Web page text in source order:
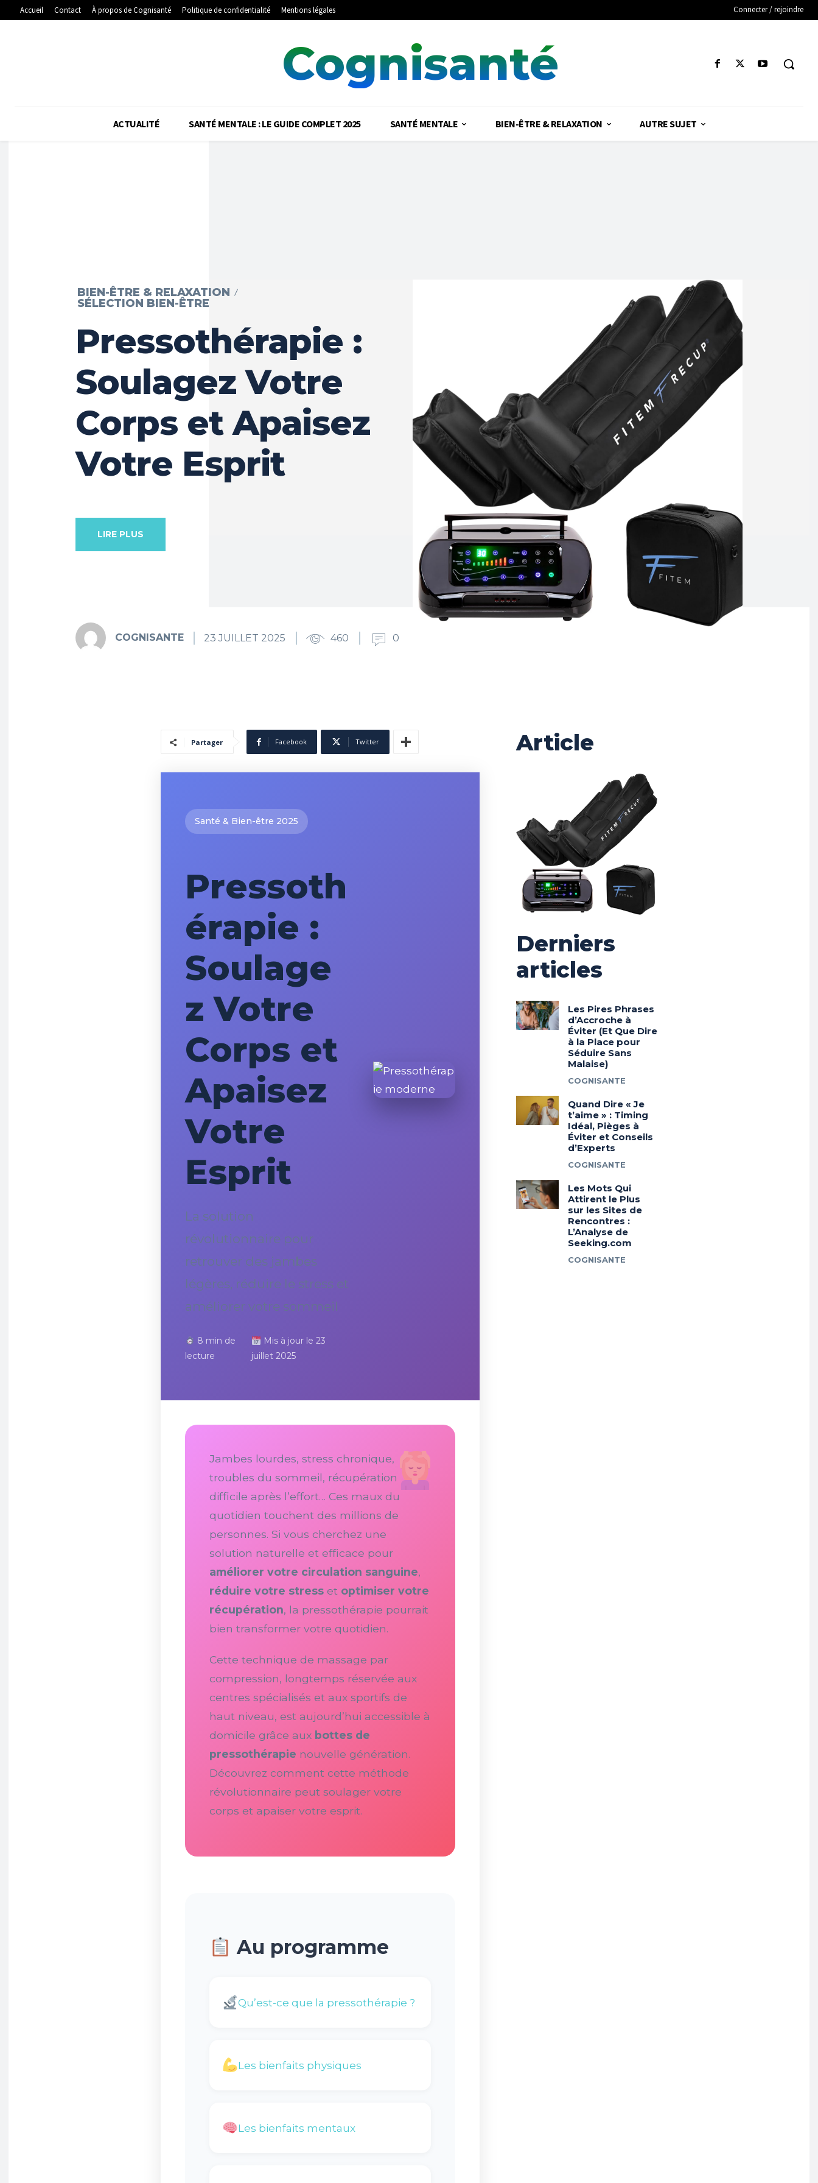
Accueil Contact À propos de Cognisanté Politique de confidentialité Mentions légales Connecter / rejoindre
Cognisanté
ACTUALITÉ SANTÉ MENTALE : LE GUIDE COMPLET 2025 SANTÉ MENTALE BIEN-ÊTRE & RELAXATION AUTRE SUJET
BIEN-ÊTRE & RELAXATION
SÉLECTION BIEN-ÊTRE
Pressothérapie :
Soulagez Votre
Corps et Apaisez
Votre Esprit
LIRE PLUS
COGNISANTE 23 JUILLET 2025 460 0
Partager Facebook Twitter
Santé & Bien-être 2025
Pressoth
érapie :
Soulage
z Votre
Corps et
Apaisez
Votre
Esprit
La solution
révolutionnaire pour
retrouver des jambes
légères, réduire le stress et
améliorer votre sommeil
8 min de
lecture
Mis à jour le 23
juillet 2025
Jambes lourdes, stress chronique,
troubles du sommeil, récupération
difficile après l’effort… Ces maux du
quotidien touchent des millions de
personnes. Si vous cherchez une
solution naturelle et efficace pour
améliorer votre circulation sanguine,
réduire votre stress et optimiser votre
récupération, la pressothérapie pourrait
bien transformer votre quotidien.
Cette technique de massage par
compression, longtemps réservée aux
centres spécialisés et aux sportifs de
haut niveau, est aujourd’hui accessible à
domicile grâce aux bottes de
pressothérapie nouvelle génération.
Découvrez comment cette méthode
révolutionnaire peut soulager votre
corps et apaiser votre esprit.
Au programme
Qu’est-ce que la pressothérapie ?
Les bienfaits physiques
Les bienfaits mentaux
Article
Derniers
articles
Les Pires Phrases
d’Accroche à
Éviter (Et Que Dire
à la Place pour
Séduire Sans
Malaise)
COGNISANTE
Quand Dire « Je
t’aime » : Timing
Idéal, Pièges à
Éviter et Conseils
d’Experts
COGNISANTE
Les Mots Qui
Attirent le Plus
sur les Sites de
Rencontres :
L’Analyse de
Seeking.com
COGNISANTE